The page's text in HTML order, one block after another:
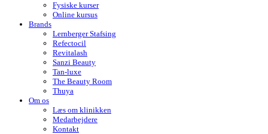
Fysiske kurser
Online kursus
Brands
Lernberger Stafsing
Refectocil
Revitalash
Sanzi Beauty
Tan-luxe
The Beauty Room
Thuya
Om os
Læs om klinikken
Medarbejdere
Kontakt